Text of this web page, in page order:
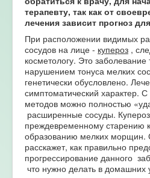
терапевту, так как от
лечения зависит прогноз
При расположении видимых
сосудов на лице - купероз ,
косметологу. Это
нарушением тонуса мелких
генетически обусловлено.
симптоматический характер.
методов можно полностью
расширенные сосуды.
преждевременному старению
образованию мелких морщин.
расскажет, как правильно
прогрессирование данного
что нужно делать в домашних